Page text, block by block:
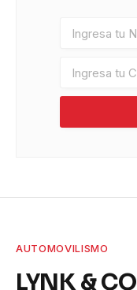
AUTOMOVILISMO
LYNK &